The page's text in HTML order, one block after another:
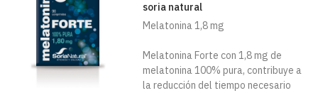
soria natural
Melatonina 1,8 mg
Melatonina Forte con 1,8 mg de
melatonina 100% pura, contribuye a
la reducción del tiempo necesario